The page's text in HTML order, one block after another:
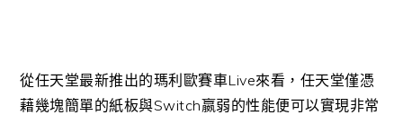
從任天堂最新推出的瑪利歐賽車Live來看，任天堂僅憑
藉幾塊簡單的紙板與Switch嬴弱的性能便可以實現非常